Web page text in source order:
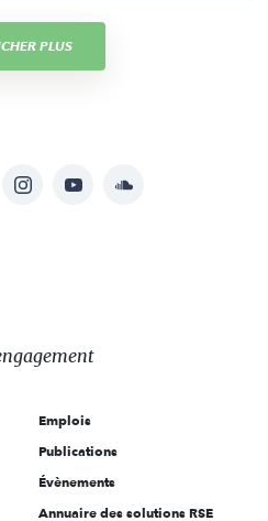
PLUS
InstagramYouTubeSoundcloud
Emplois
Publications
Évènements
Annuaire des solutions RSE